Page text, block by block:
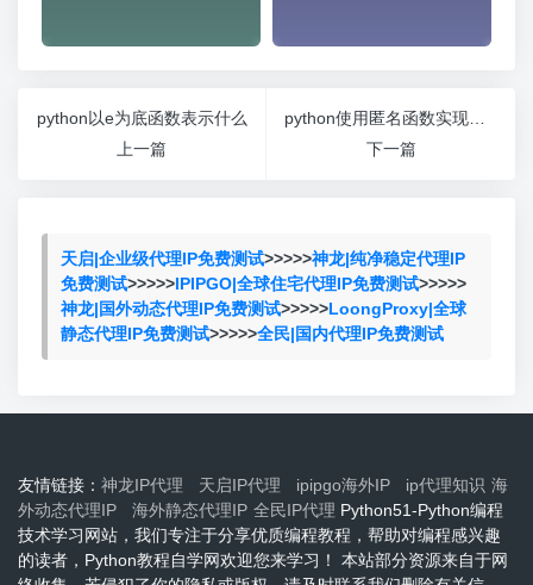
python以e为底函数表示什么
上一篇
下一篇
天启|企业级代理IP免费测试>>>>>神龙|纯净稳定代理IP
免费测试>>>>>IPIPGO|全球住宅代理IP免费测试>>>>>
神龙|国外动态代理IP免费测试>>>>>LoongProxy|全球
静态代理IP免费测试>>>>>全民|国内代理IP免费测试
友情链接： 神龙IP代理 天启IP代理 ipipgo海外IP ip代理知识 海
外动态代理IP
海外静态代理IP 全民IP代理 Python51-Python编程
技术学习网站，我们专注于分享优质编程教程，帮助对编程感兴趣
的读者，Python教程自学网欢迎您来学习！ 本站部分资源来自于网